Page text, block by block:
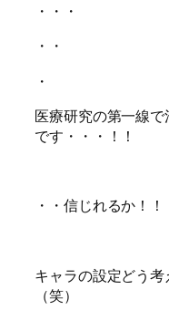
・・・
・・
・
医療研究の第一線
です・・・！！
・・信じれるか！！
キャラの設定どう
（笑）